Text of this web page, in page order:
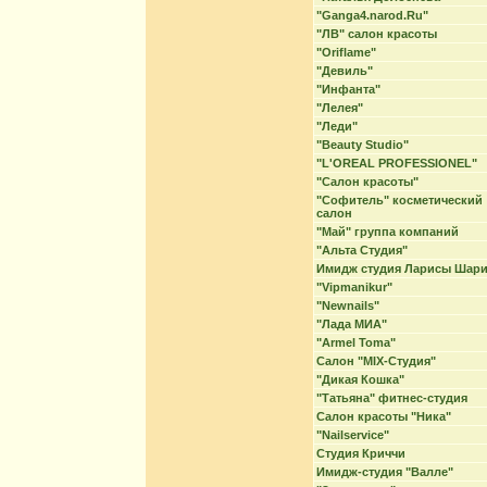
"Ganga4.narod.Ru"
"ЛВ" салон красоты
"Oriflame"
"Девиль"
"Инфанта"
"Лелея"
"Леди"
"Beauty Studio"
"L'OREAL PROFESSIONEL"
"Cалон красоты"
"Софитель" косметический
салон
"Май" группа компаний
"Альта Студия"
Имидж студия Ларисы
"Vipmanikur"
"Newnails"
"Лада МИА"
"Armel Toma"
Салон "MIX-Студия"
"Дикая Кошка"
"Татьяна" фитнес-студия
Салон красоты "Ника"
"Nailservice"
Студия Криччи
Имидж-студия "Валле"